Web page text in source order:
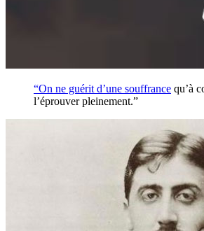
“On ne guérit d’une souffrance qu’à
l’éprouver pleinement.”